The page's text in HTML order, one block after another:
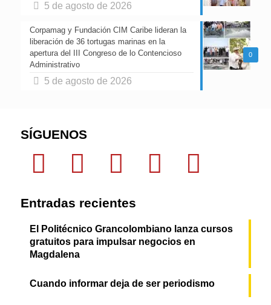
5 de agosto de 2026
0
Corpamag y Fundación CIM Caribe lideran la
liberación de 36 tortugas marinas en la
apertura del III Congreso de lo Contencioso
Administrativo
5 de agosto de 2026
SÍGUENOS
Entradas recientes
El Politécnico Grancolombiano lanza cursos
gratuitos para impulsar negocios en
Magdalena
Cuando informar deja de ser periodismo